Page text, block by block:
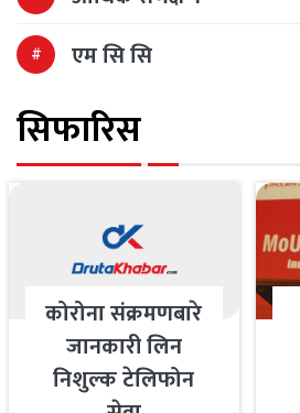
एम सि सि
सिफारिस
कोरोना संक्रमणबारे
जानकारी लिन
निशुल्क टेलिफोन